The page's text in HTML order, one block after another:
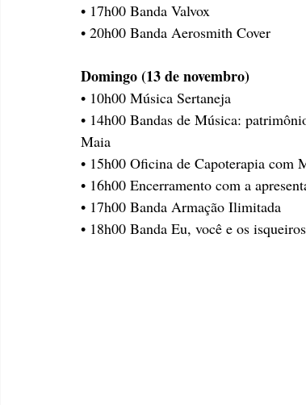
• 17h00 Banda Valvox
• 20h00 Banda Aerosmith Cover
Domingo (13 de novembro)
• 10h00 Música Sertaneja
• 14h00 Bandas de Música:
Maia
• 15h00 Oficina de Capoterapia com
• 16h00 Encerramento com a
• 17h00 Banda Armação Ilimitada
• 18h00 Banda Eu, você e os isqueiros